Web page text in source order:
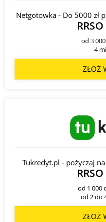
Netgotowka - Do 5000 zł
od 3
4
ZŁOŻ
Tukredyt.pl - pożyczaj
od 1 000
od 2 do
ZŁOŻ